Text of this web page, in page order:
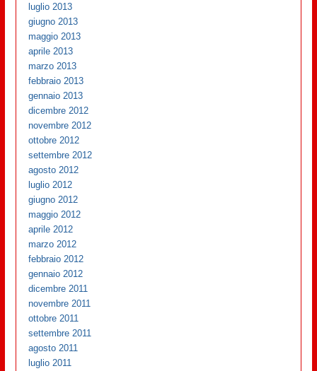
luglio 2013
giugno 2013
maggio 2013
aprile 2013
marzo 2013
febbraio 2013
gennaio 2013
dicembre 2012
novembre 2012
ottobre 2012
settembre 2012
agosto 2012
luglio 2012
giugno 2012
maggio 2012
aprile 2012
marzo 2012
febbraio 2012
gennaio 2012
dicembre 2011
novembre 2011
ottobre 2011
settembre 2011
agosto 2011
luglio 2011